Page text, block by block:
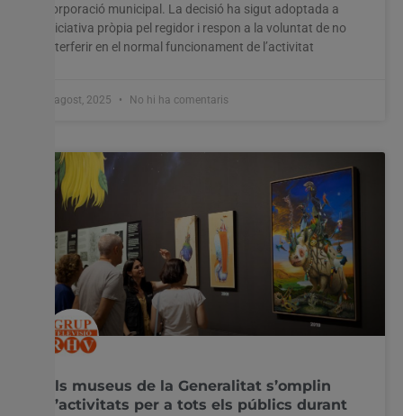
corporació municipal. La decisió ha sigut adoptada a
iniciativa pròpia pel regidor i respon a la voluntat de no
interferir en el normal funcionament de l’activitat
8 agost, 2025 No hi ha comentaris
Els museus de la Generalitat s’omplin
d’activitats per a tots els públics durant